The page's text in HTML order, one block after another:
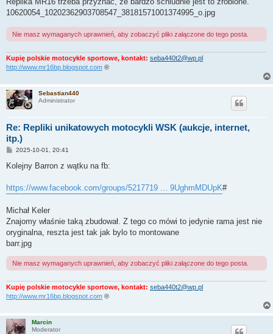
10620054_10202362903708547_38181571001374995_o.jpg
Nie masz wymaganych uprawnień, aby zobaczyć pliki załączone do tego posta.
Kupię polskie motocykle sportowe, kontakt: seba440t2@wp.pl
http://www.mr16bp.blogspot.com ®
Sebastian440
Administrator
Re: Repliki unikatowych motocykli WSK (aukcje, internet,
itp.)
P
s
2025-10-01, 20:41
Kolejny Barron z wątku na fb:
https://www.facebook.com/groups/5217719 ... 9UghmMDUpK#
Michał Keler
Znajomy właśnie taką zbudował. Z tego co mówi to jedynie rama jest nie
oryginalna, reszta jest tak jak bylo to montowane
barr.jpg
Nie masz wymaganych uprawnień, aby zobaczyć pliki załączone do tego posta.
Kupię polskie motocykle sportowe, kontakt: seba440t2@wp.pl
http://www.mr16bp.blogspot.com ®
Marcin
Moderator